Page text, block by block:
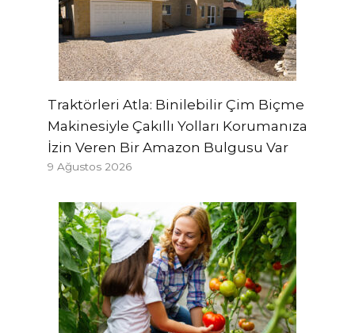
Traktörleri Atla: Binilebilir Çim Biçme
Makinesiyle Çakıllı Yolları Korumanıza
İzin Veren Bir Amazon Bulgusu Var
9 Ağustos 2026